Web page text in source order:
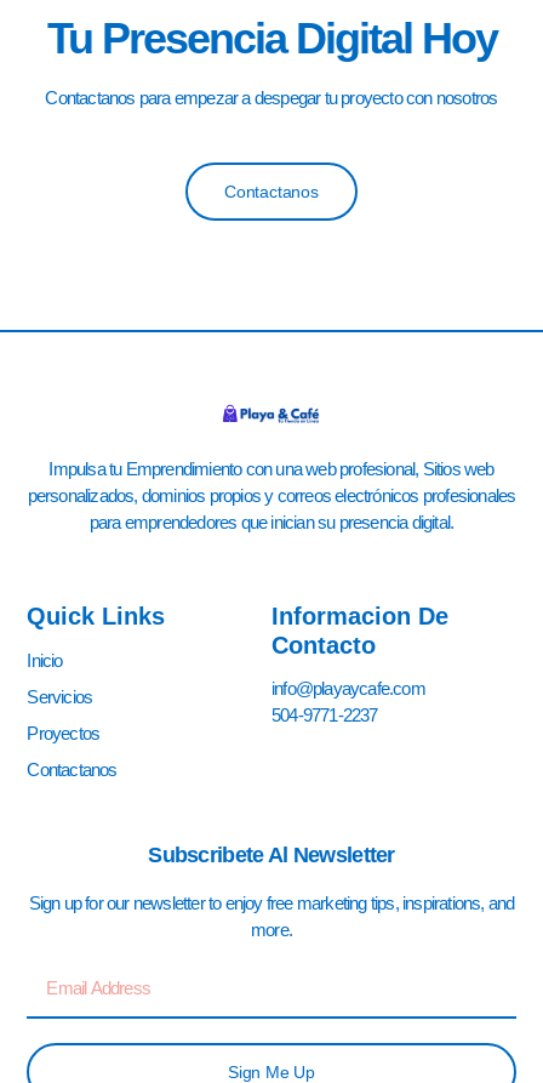
Tu Presencia Digital Hoy
Contactanos para empezar a despegar tu proyecto con nosotros
Contactanos
Impulsa tu Emprendimiento con una web profesional, Sitios web
personalizados, dominios propios y correos electrónicos profesionales
para emprendedores que inician su presencia digital.
Quick Links
Inicio
Servicios
Proyectos
Contactanos
Informacion De
Contacto
info@playaycafe.com
504-9771-2237
Subscribete Al Newsletter
Sign up for our newsletter to enjoy free marketing tips, inspirations, and
more.
Sign Me Up